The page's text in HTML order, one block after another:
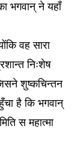
भगवान् ने यहाँ
वह सारा
निःशेष
शुष्कचिन्तन
है कि भगवान्
स महात्मा